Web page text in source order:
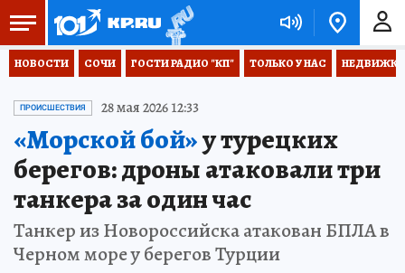
НОВОСТИ СОЧИ ГОСТИ РАДИО "КП" ТОЛЬКО У НАС НЕДВИЖКА
ПРОИСШЕСТВИЯ 28 мая 2026 12:33
«Морской бой»у турецких
берегов: дроны атаковали три
танкера за один час
Танкер из Новороссийска атакован БПЛА в
Черном море у берегов Турции